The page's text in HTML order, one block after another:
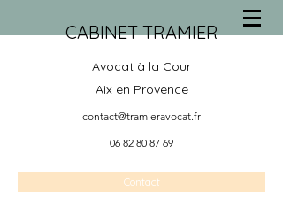
CABINET TRAMIER
Avocat à la Cour
Aix en Provence
contact@tramieravocat.fr
06 82 80 87 69
Contact